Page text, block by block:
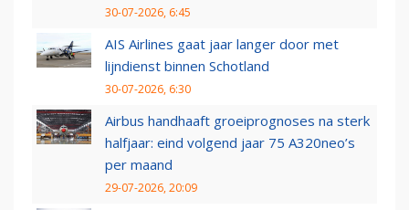
30-07-2026, 6:45
AIS Airlines gaat jaar langer door met
lijndienst binnen Schotland
30-07-2026, 6:30
Airbus handhaaft groeiprognoses na sterk
halfjaar: eind volgend jaar 75 A320neo’s
per maand
29-07-2026, 20:09